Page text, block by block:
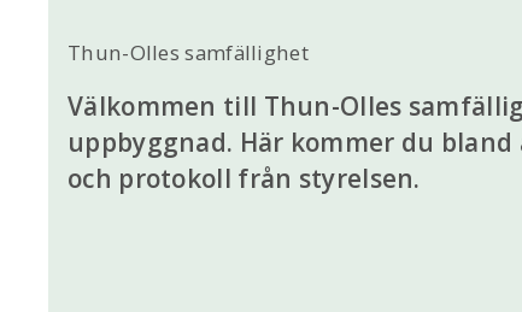
Thun-Olles samfällighet
Välkommen till Thun-Olles
uppbyggnad. Här kommer du
och protokoll från styrelsen.